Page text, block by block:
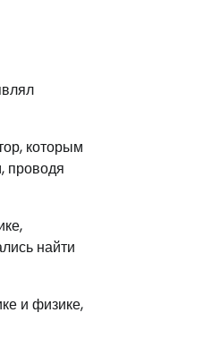
которым
проводя
найти
и физике,